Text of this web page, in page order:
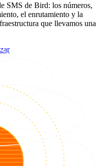
SMS de Bird: los números,
el enrutamiento y la
que llevamos una